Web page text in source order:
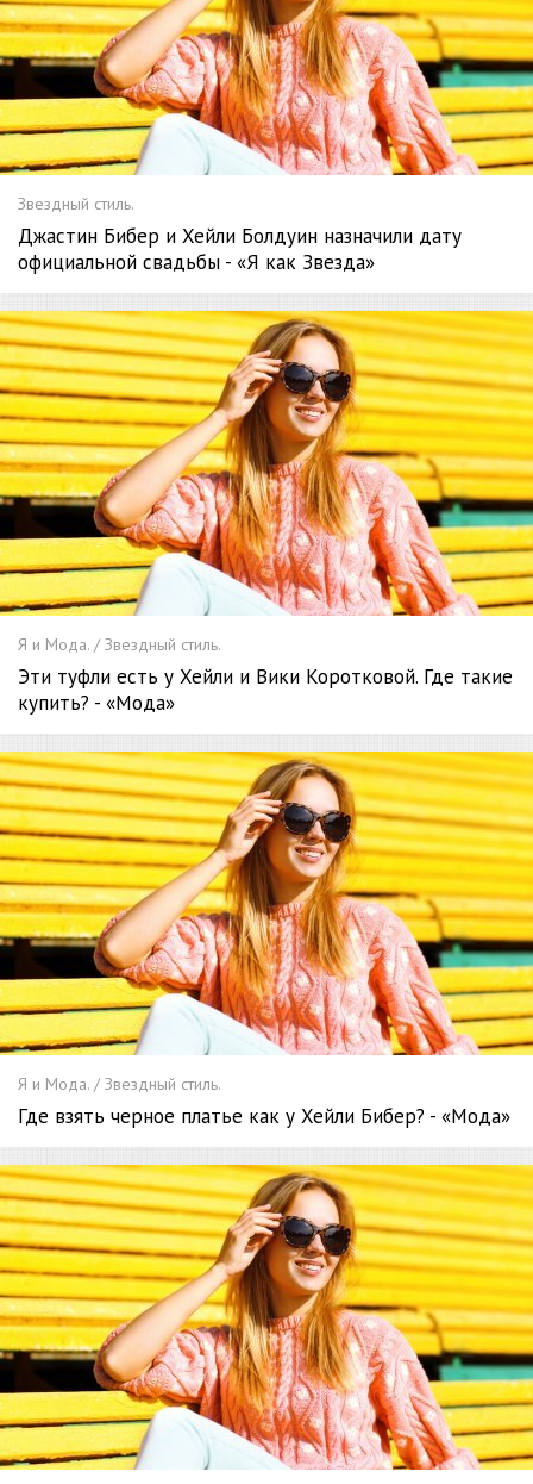
Звездный стиль.
Джастин Бибер и Хейли Болдуин назначили дату
официальной свадьбы - «Я как Звезда»
Я и Мода. / Звездный стиль.
Эти туфли есть у Хейли и Вики Коротковой. Где такие
купить? - «Мода»
Я и Мода. / Звездный стиль.
Где взять черное платье как у Хейли Бибер? - «Мода»